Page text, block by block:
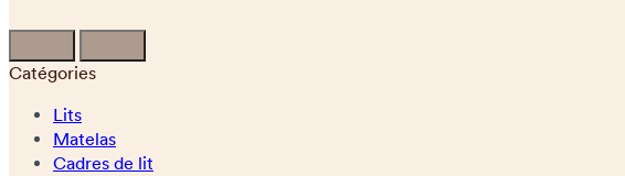
Catégories
Lits
Matelas
Cadres de lit